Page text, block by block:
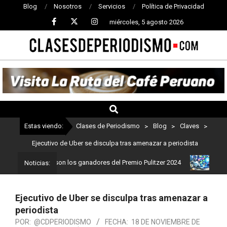
Blog Nosotros Servicios Política de Privacidad
miércoles, 5 agosto 2026
CLASES
DE
PERIODISMO
Estas viendo: Clases de Periodismo > Blog > Claves >
Ejecutivo de Uber se disculpa tras amenazar a periodista
Noticias:
Estos son los ganadores del Premio Pulitzer 2024
Ejecutivo de Uber se disculpa tras amenazar a
periodista
POR: @CDPERIODISMO FECHA: 18 DE NOVIEMBRE DE